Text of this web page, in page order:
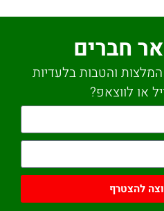
חברים
והטבות בלעדיות
או לווצאפ?
להצטרף